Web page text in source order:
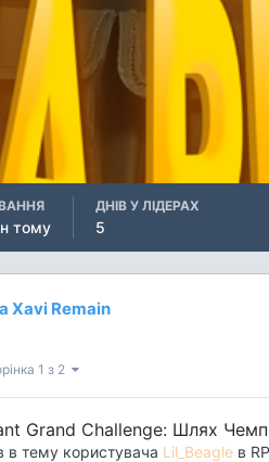
тому
ДНІВ У ЛІДЕРАХ
5
Xavi Remain
1 з 2
Grand Challenge: Шлях
в тему користувача Lil_Beagle в